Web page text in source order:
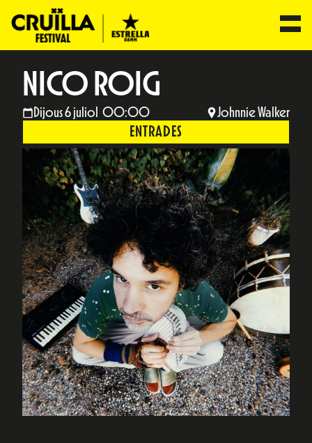
NICO ROIG
Dijous 6 juliol 00:00 Johnnie Walker
ENTRADES